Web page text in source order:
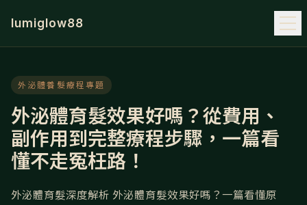
lumiglow88
外泌體養髮療程專題
外泌體育髮效果好嗎？從費用、
副作用到完整療程步驟，一篇看
懂不走冤枉路！
外泌體育髮深度解析 外泌體育髮效果好嗎？一篇看懂原